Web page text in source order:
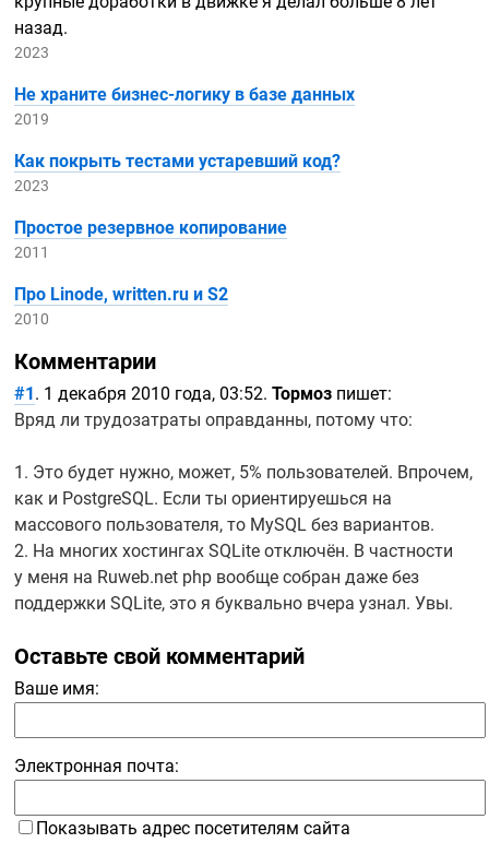
назад.
2023
Не хранитебизнес-логику в базе данных
2019
Как покрыть тестами устаревший код?
2023
Простое резервное копирование
2011
Про Linode, written.ru и S2
2010
Комментарии
#1. 1 декабря 2010 года, 03:52.Тормоз пишет:
Вряд ли трудозатраты оправданны, потому что:
1. Это будет нужно, может, 5% пользователей. Впрочем,
как и PostgreSQL. Если ты ориентируешься на
массового пользователя, то MySQL без вариантов.
2. На многих хостингах SQLite отключён. В частности
у меня на Ruweb.net php вообще собран даже без
поддержки SQLite, это я буквально вчера узнал. Увы.
Оставьте свой комментарий
Ваше имя:
Электронная почта:
Показывать адрес посетителям сайта